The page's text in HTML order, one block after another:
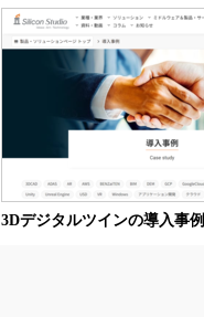
3Dデジタルツインの導入事例